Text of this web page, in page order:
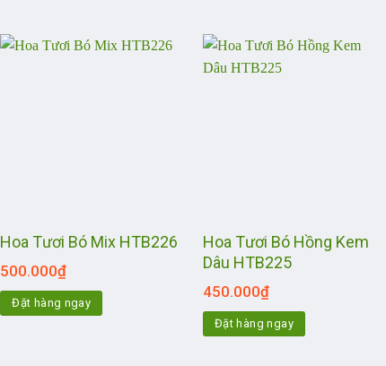
Hoa Tươi Bó Mix HTB226
500.000₫
Đặt hàng ngay
Hoa Tươi Bó Hồng Kem
Dâu HTB225
450.000₫
Đặt hàng ngay